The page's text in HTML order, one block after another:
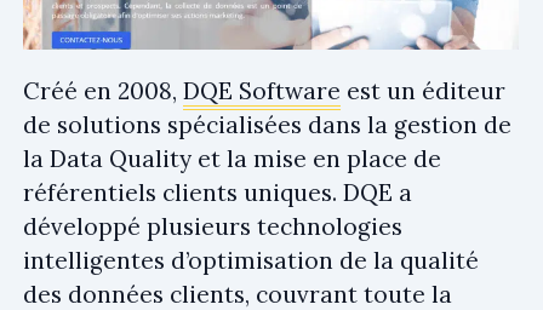
Créé en 2008, DQE Software est un éditeur
de solutions spécialisées dans la gestion de
la Data Quality et la mise en place de
référentiels clients uniques. DQE a
développé plusieurs technologies
intelligentes d’optimisation de la qualité
des données clients, couvrant toute la